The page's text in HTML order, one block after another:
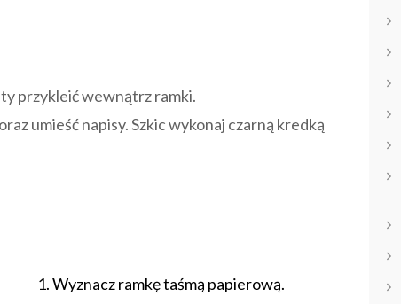
przykleić wewnątrz ramki.
umieść napisy. Szkic wykonaj czarną kredką
1. Wyznacz ramkę taśmą papierową.